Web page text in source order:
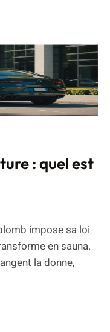
: quel est
impose sa loi
en sauna.
la donne,